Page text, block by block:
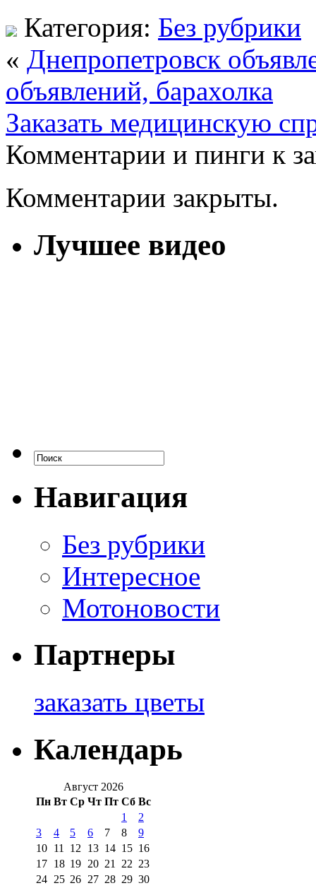
Категория: Без рубрики
« Днепропетровск
объявлений, барахолка
Заказать медицинскую
Комментарии и пинги к
Комментарии закрыты.
Лучшее видео
Навигация
Без рубрики
Интересное
Мотоновости
Партнеры
заказать цветы
Календарь
Август 2026
Пн Вт Ср Чт Пт Сб Вс
1
2
3
4 5 6 7 8
9
10 11 12 13 14 15 16
17 18 19 20 21 22 23
24 25 26 27 28 29 30